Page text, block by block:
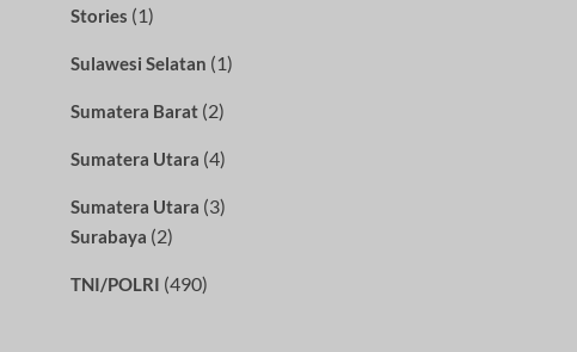
Stories (1)
Sulawesi Selatan (1)
Sumatera Barat(2)
Sumatera Utara (4)
Sumatera Utara (3)
Surabaya (2)
TNI/POLRI (490)